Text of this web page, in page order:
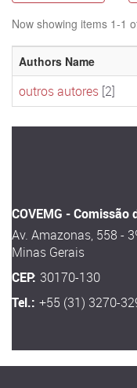
Now showing items 1-1
Authors Name
outros autores [2]
COVEMG - Comissão
Av. Amazonas, 558 -
Minas Gerais
CEP: 30170-130
Tel.: +55 (31) 3270-